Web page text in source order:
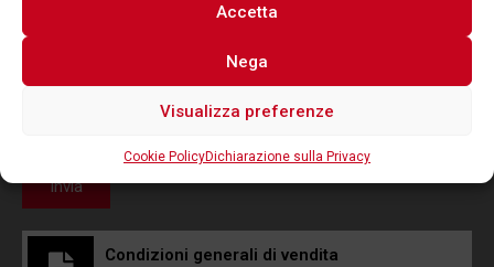
Accetta
Nega
Visualizza preferenze
Cookie PolicyDichiarazione sulla Privacy
Acconsento al trattamento dei dati e dichiaro di aver
Invia
Condizioni generali di vendita